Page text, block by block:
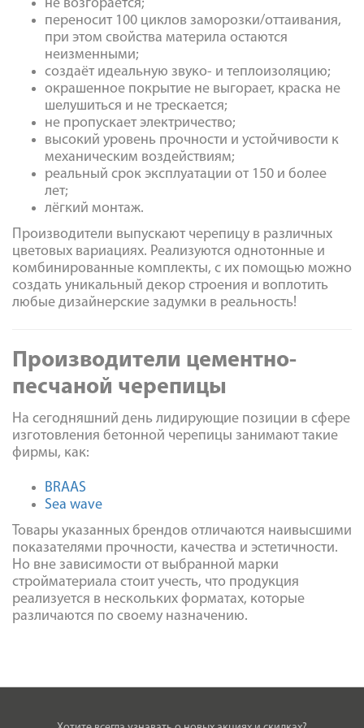
не возгорается;
переносит 100 циклов заморозки/оттаивания,
при этом свойства материла остаются
неизменными;
создаёт идеальную звуко- и теплоизоляцию;
окрашенное покрытие не выгорает, краска не
шелушиться и не трескается;
не пропускает электричество;
высокий уровень прочности и устойчивости к
механическим воздействиям;
реальный срок эксплуатации от 150 и более
лет;
лёгкий монтаж.
Производители выпускают черепицу в различных
цветовых вариациях. Реализуются однотонные и
комбинированные комплекты, с их помощью можно
создать уникальный декор строения и воплотить
любые дизайнерские задумки в реальность!
Производители цементно-
песчаной черепицы
На сегодняшний день лидирующие позиции в сфере
изготовления бетонной черепицы занимают такие
фирмы, как:
BRAAS
Sea wave
Товары указанных брендов отличаются наивысшими
показателями прочности, качества и эстетичности.
Но вне зависимости от выбранной марки
стройматериала стоит учесть, что продукция
реализуется в нескольких форматах, которые
различаются по своему назначению.